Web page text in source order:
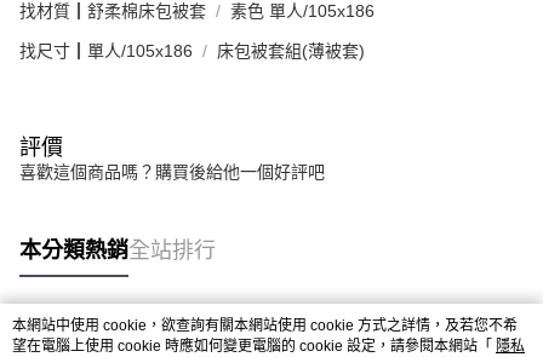
找材質┃舒柔棉床包被套 素色 單人/105x186
找尺寸┃單人/105x186 床包被套組(薄被套)
評價
喜歡這個商品嗎？購買後給他一個好評吧
本分類熱銷全站排行
熱門標籤
本網站中使用 cookie，欲查詢有關本網站使用 cookie 方式之詳情，及若您不希
望在電腦上使用 cookie 時應如何變更電腦的 cookie 設定，請參閱本網站「 隱私